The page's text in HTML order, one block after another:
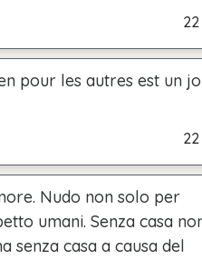
22
pour les autres est un
22
Nudo non solo per
umani. Senza casa
senza casa a causa del